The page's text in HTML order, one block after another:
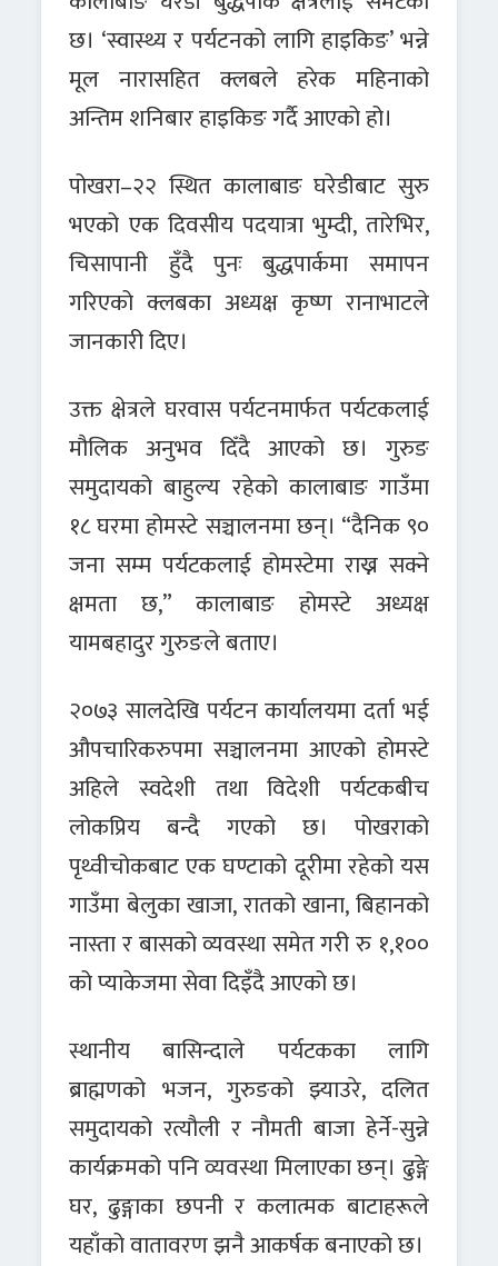
छ। ‘स्वास्थ्य र पर्यटनको लागि हाइकिङ’ भन्ने
मूल नारासहित क्लबले हरेक महिनाको
अन्तिम शनिबार हाइकिङ गर्दै आएको हो।
पोखरा–२२ स्थित कालाबाङ घरेडीबाट सुरु
भएको एक दिवसीय पदयात्रा भुम्दी, तारेभिर,
चिसापानी हुँदै पुनः बुद्धपार्कमा समापन
गरिएको क्लबका अध्यक्ष कृष्ण रानाभाटले
जानकारी दिए।
उक्त क्षेत्रले घरवास पर्यटनमार्फत पर्यटकलाई
मौलिक अनुभव दिँदै आएको छ। गुरुङ
समुदायको बाहुल्य रहेको कालाबाङ गाउँमा
१८ घरमा होमस्टे सञ्चालनमा छन्। “दैनिक ९०
जना सम्म पर्यटकलाई होमस्टेमा राख्न सक्ने
क्षमता छ,” कालाबाङ होमस्टे अध्यक्ष
यामबहादुर गुरुङले बताए।
२०७३ सालदेखि पर्यटन कार्यालयमा दर्ता भई
औपचारिकरुपमा सञ्चालनमा आएको होमस्टे
अहिले स्वदेशी तथा विदेशी पर्यटकबीच
लोकप्रिय बन्दै गएको छ। पोखराको
पृथ्वीचोकबाट एक घण्टाको दूरीमा रहेको यस
गाउँमा बेलुका खाजा, रातको खाना, बिहानको
नास्ता र बासको व्यवस्था समेत गरी रु १,१००
को प्याकेजमा सेवा दिइँदै आएको छ।
स्थानीय बासिन्दाले पर्यटकका लागि
ब्राह्मणको भजन, गुरुङको झ्याउरे, दलित
समुदायको रत्यौली र नौमती बाजा हेर्ने-सुन्ने
कार्यक्रमको पनि व्यवस्था मिलाएका छन्। ढुङ्गे
घर, ढुङ्गाका छपनी र कलात्मक बाटाहरूले
यहाँको वातावरण झनै आकर्षक बनाएको छ।